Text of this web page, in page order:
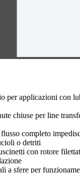
per applicazioni con
chiuse per line
completo
o detriti
con rotore
a sfere per